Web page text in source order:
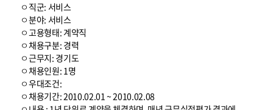
ㅇ직군: 서비스
ㅇ분야: 서비스
ㅇ고용형태: 계약직
ㅇ채용구분: 경력
ㅇ근무지: 경기도
ㅇ채용인원: 1명
ㅇ우대조건:
ㅇ채용기간: 2010.02.01 ~ 2010.02.08